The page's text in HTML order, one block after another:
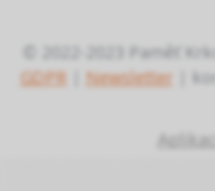
© 2022-2023 Paměť
GDPR
Newsletter |